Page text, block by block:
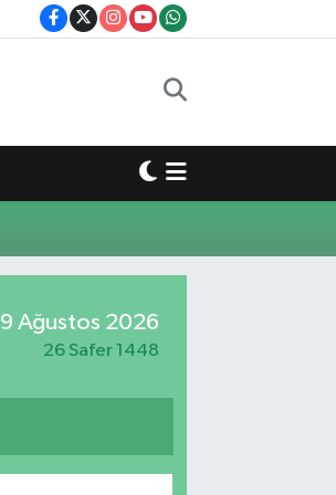
9 Ağustos 2026
26 Safer 1448